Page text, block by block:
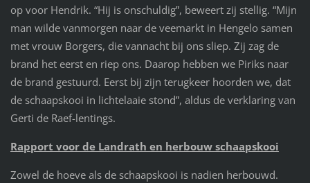
op voor Hendrik. “Hij is onschuldig”, beweert zij stellig. “Mijn
man wilde vanmorgen naar de veemarkt in Hengelo samen
met vrouw Borgers, die vannacht bij ons sliep. Zij zag de
brand het eerst en riep ons. Daarop hebben we Piriks naar
de brand gestuurd. Eerst bij zijn terugkeer hoorden we, dat
de schaapskooi in lichtelaaie stond”, aldus de verklaring van
Gerti de Raef-lentings.
Rapport voor de Landrath en herbouw schaapskooi
Zowel de hoeve als de schaapskooi is nadien herbouwd.